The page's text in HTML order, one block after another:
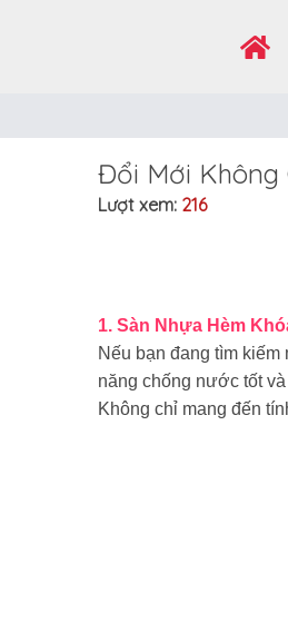
Đổi Mới Không
Lượt xem: 216
1. Sàn Nhựa Hèm
Nếu bạn đang tìm
năng chống nước tốt
Không chỉ mang đến